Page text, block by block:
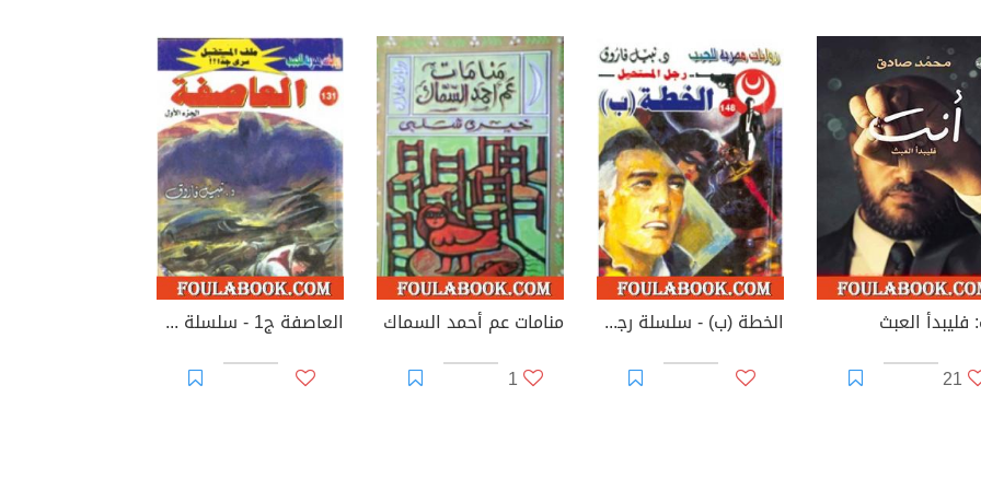
فليبدأ العبث
21
الخطة (ب) - سلسلة رجل المستحيل
منامات عم أحمد السماك
1
العاصفة ج1 - سلسلة ملف المستقبل